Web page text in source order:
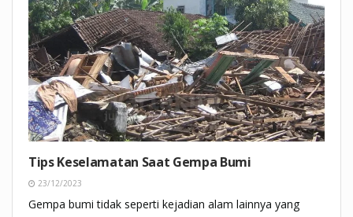
Tips Keselamatan Saat Gempa Bumi
23/12/2023
Gempa bumi tidak seperti kejadian alam lainnya yang